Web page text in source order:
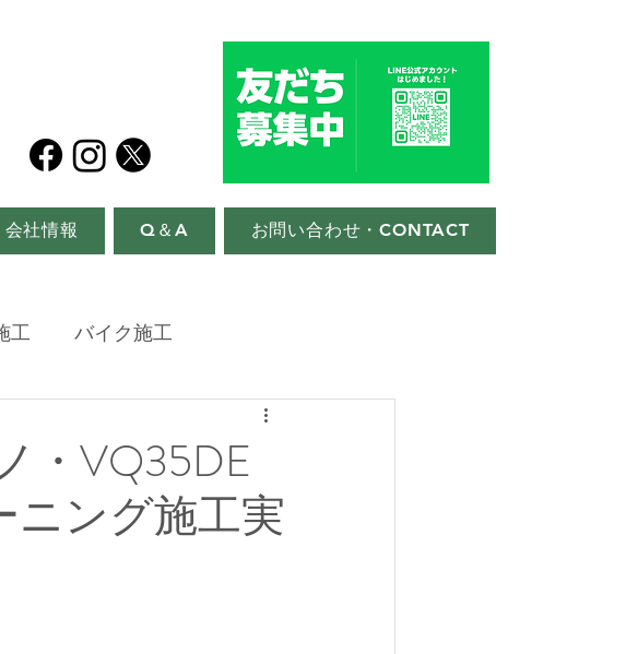
会社情報 Q＆A お問い合わせ・CONTACT
工 バイク施工
・VQ35DE
ニング施工実